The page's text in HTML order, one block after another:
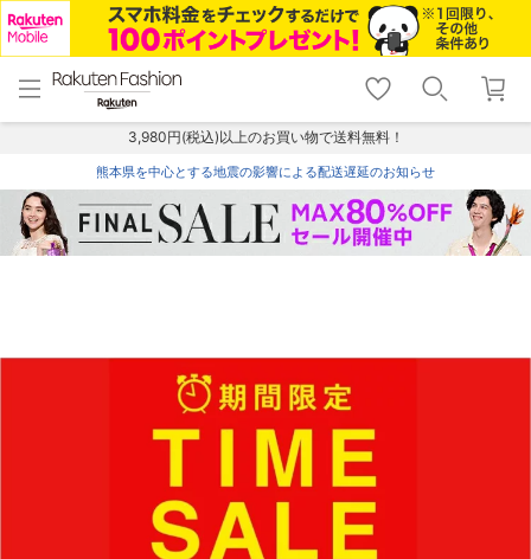
menu home
トップ
shopping_cart lock_outline
ログイン
3,980円(税込)以上のお買い物で送料無料！
熊本県を中心とする地震の影響による配送遅延のお知らせ